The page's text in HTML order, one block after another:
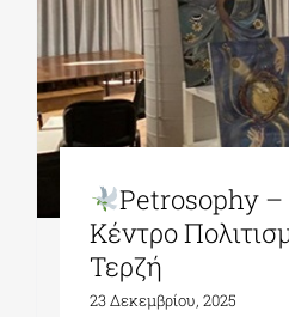
Petrosophy –
Κέντρο
Τερζή
23 Δεκεμβρίου, 2025